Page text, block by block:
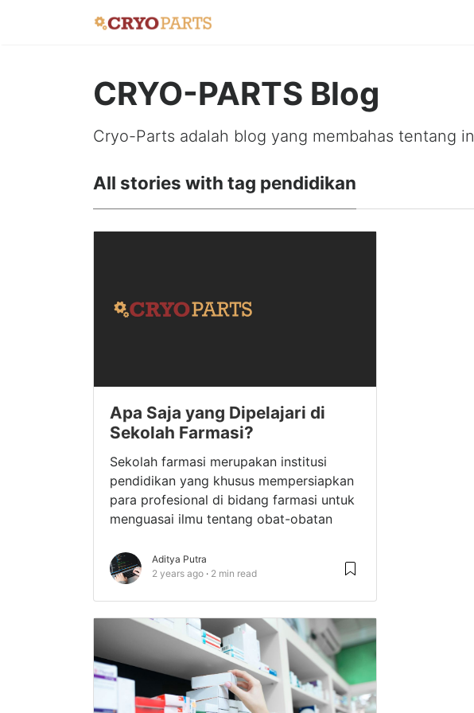
CRYO-PARTS Blog
Cryo-Parts adalah blog yang membahas tentang
All stories with tag pendidikan
Apa Saja yang Dipelajari di
Sekolah Farmasi?
Sekolah farmasi merupakan institusi
pendidikan yang khusus mempersiapkan
para profesional di bidang farmasi untuk
menguasai ilmu tentang obat-obatan
Aditya Putra
2 years ago
2 min read